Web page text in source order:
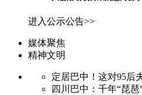
进入公示公告>>
媒体聚焦
精神文明
定居巴中！这对95后
四川巴中：千年“琵